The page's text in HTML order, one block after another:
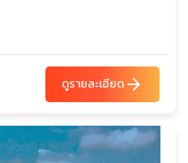
ดูรายละเอียดarrow_forward